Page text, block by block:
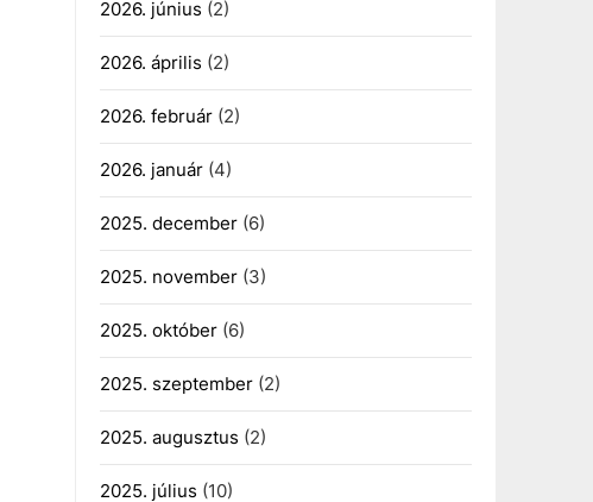
2026. június (2)
2026. április (2)
2026. február(2)
2026. január(4)
2025. december(6)
2025. november(3)
2025. október(6)
2025. szeptember(2)
2025. augusztus (2)
2025. július (10)